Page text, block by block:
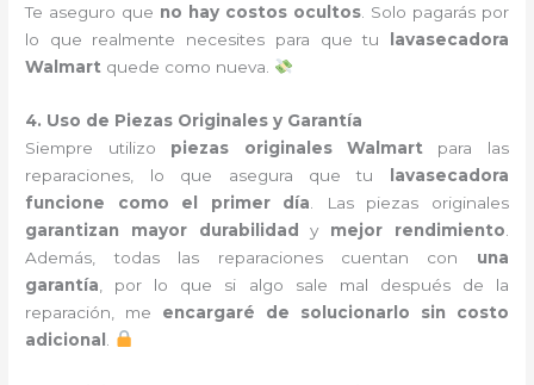
Te aseguro que no hay costos ocultos. Solo pagarás por
lo que realmente necesites para que tu
lavasecadora
Walmart quede como nueva.
4. Uso de Piezas Originales y Garantía
Siempre utilizo piezas originales Walmart para las
reparaciones, lo que asegura que tu
lavasecadora
funcione como el primer día . Las piezas originales
garantizan mayor durabilidad
y mejor rendimiento
Además, todas las reparaciones cuentan con una
garantía , por lo que si algo sale mal después de la
reparación, me encargaré de solucionarlo sin costo
adicional